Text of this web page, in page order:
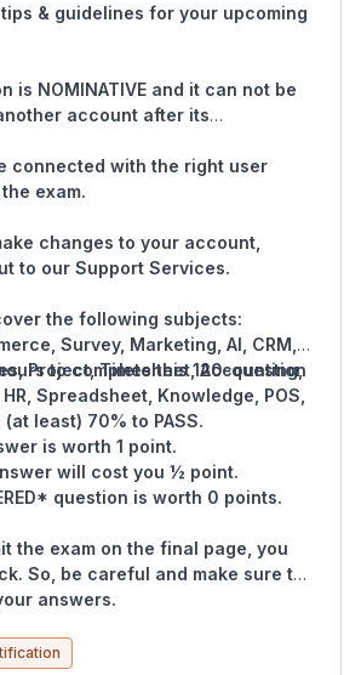
& guidelines for your upcoming
is NOMINATIVE and it can not be
account after its
connected with the right user
exam.
changes to your account,
to our Support Services.
the following subjects:
Survey, Marketing, AI, CRM,
Project, Timesheet, Accounting,
Spreadsheet, Knowledge, POS,
to complete this 120-question
least) 70% to PASS.
is worth 1 point.
will cost you ½ point.
question is worth 0 points.
the exam on the final page, you
So, be careful and make sure to
answers.